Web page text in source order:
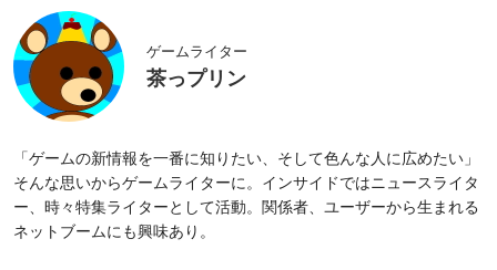
ゲームライター
茶っプリン
「ゲームの新情報を一番に知りたい、そして色んな人に広めたい」
そんな思いからゲームライターに。インサイドではニュースライタ
ー、時々特集ライターとして活動。関係者、ユーザーから生まれる
ネットブームにも興味あり。